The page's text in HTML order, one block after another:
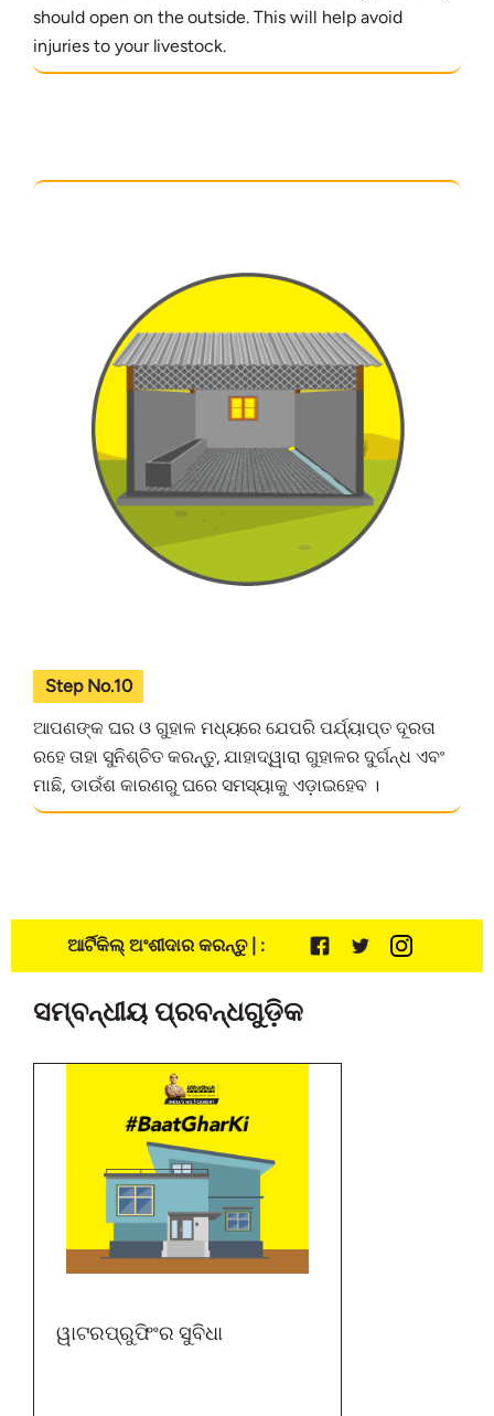
should open on the outside. This will help avoid
injuries to your livestock.
Step No.10
ଆପଣଙ୍କ ଘର ଓ ଗୁହାଳ ମଧ୍ୟରେ ଯେପରି ପର୍ଯ୍ୟାପ୍ତ ଦୂରତା
ରହେ ତାହା ସୁନିଶ୍ଚିତ କରନ୍ତୁ, ଯାହାଦ୍ୱାରା ଗୁହାଳର ଦୁର୍ଗନ୍ଧ ଏବଂ
ମାଛି, ଡାଉଁଶ କାରଣରୁ ଘରେ ସମସ୍ୟାକୁ ଏଡ଼ାଇହେବ ।
ଆର୍ଟିକିଲ୍ ଅଂଶୀଦାର କରନ୍ତୁ | :
ସମ୍ବନ୍ଧୀୟ ପ୍ରବନ୍ଧଗୁଡ଼ିକ
ୱାଟରପ୍ରୁଫିଂର ସୁବିଧା